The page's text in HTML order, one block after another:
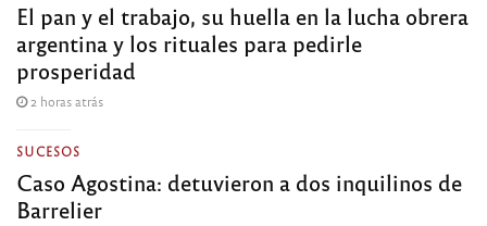
El pan y el trabajo, su huella en la lucha obrera
argentina y los rituales para pedirle
prosperidad
2 horas atrás
SUCESOS
Caso Agostina: detuvieron a dos inquilinos de
Barrelier